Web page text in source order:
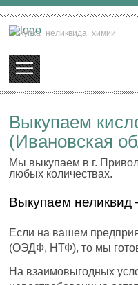
Покупка неликвида химии
Выкупаем
(Ивановская
Мы выкупаем в г.
любых количествах.
Выкупаем
Если на вашем
(ОЭДФ, НТФ), то мы
На взаимовыгодных